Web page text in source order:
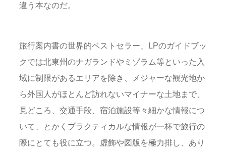
違う本なのだ。
旅行案内書の世界的ベストセラー、LPのガイドブッ
クでは北東州のナガランドやミゾラム等といった入
域に制限があるエリアを除き、メジャーな観光地か
ら外国人がほとんど訪れないマイナーな土地まで、
見どころ、交通手段、宿泊施設等々細かな情報につ
いて、とかくプラクティカルな情報が一杯で旅行の
際にとても役に立つ。虚飾や図版を極力排し、あり